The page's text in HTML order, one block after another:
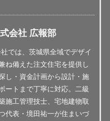
会社 広報部
では、茨城県全域でデザイ
ね備えた注文住宅を提供し
し・資金計画から設計・施
ートまで丁寧に対応。二級
施工管理技士、宅地建物取
代表・境田祐一が住まいづ